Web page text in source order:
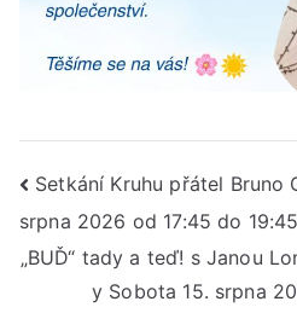
Navigace
pro
příspěvek
Setkání Kruhu přátel Bruno
srpna 2026 od 17:45 do
„BUĎ“ tady a teď! s Janou
y Sobota 15. srpna